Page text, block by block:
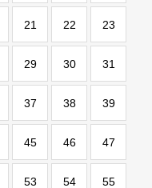
21 22 23
29 30 31
37 38 39
45 46 47
53 54 55